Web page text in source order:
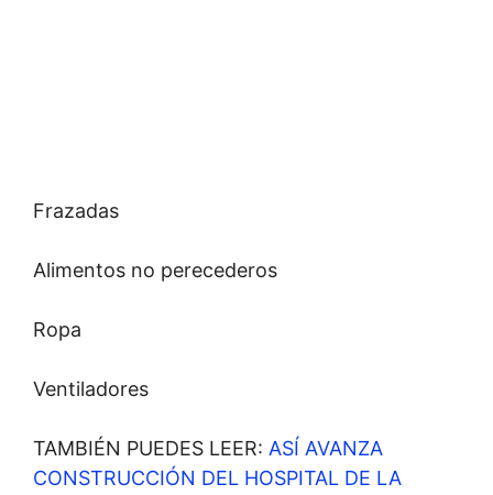
Frazadas
Alimentos no perecederos
Ropa
Ventiladores
TAMBIÉN PUEDES LEER: ASÍ AVANZA
CONSTRUCCIÓN DEL HOSPITAL DE LA